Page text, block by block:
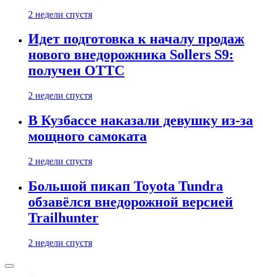
2 недели спустя
Идет подготовка к началу продаж
нового внедорожника Sollers S9:
получен ОТТС
2 недели спустя
В Кузбассе наказали девушку из-за
мощного самоката
2 недели спустя
Большой пикап Toyota Tundra
обзавёлся внедорожной версией
Trailhunter
2 недели спустя